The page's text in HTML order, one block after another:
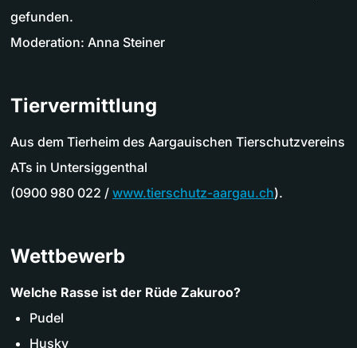
gefunden.
Moderation: Anna Steiner
Tiervermittlung
Aus dem Tierheim des Aargauischen Tierschutzvereins
ATs in Untersiggenthal
(0900 980 022 / www.tierschutz-aargau.ch).
Wettbewerb
Welche Rasse ist der Rüde Zakuroo?
Pudel
Husky